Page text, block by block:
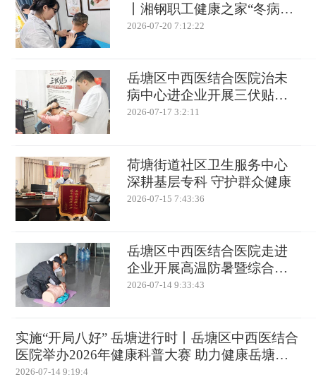
丨湘钢职工健康之家“冬病夏
治”中医养生活动暖心开启
2026-07-20 7:12:22
岳塘区中西医结合医院治未
病中心进企业开展三伏贴活
动
2026-07-17 3:2:11
荷塘街道社区卫生服务中心
深耕基层专科 守护群众健康
2026-07-15 7:43:36
岳塘区中西医结合医院走进
企业开展高温防暑暨综合急
救宣讲培训
2026-07-14 9:33:43
实施“开局八好” 岳塘进行时丨岳塘区中西医结合
医院举办2026年健康科普大赛 助力健康岳塘建
设
2026-07-14 9:19:4